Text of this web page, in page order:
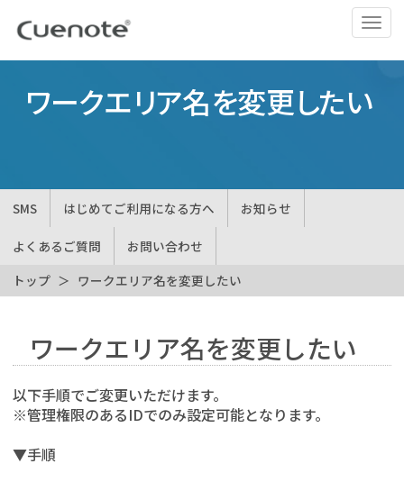
ナ
ビ
ゲ
シ
切
ワークエリア名を変更したい
SMS はじめてご利用になる方へ お知らせ
よくあるご質問
お問い合わせ
トップ
ワークエリア名を変更したい
ワークエリア名を変更したい
以下手順でご変更いただけます。
※管理権限のあるIDでのみ設定可能となります。
▼手順